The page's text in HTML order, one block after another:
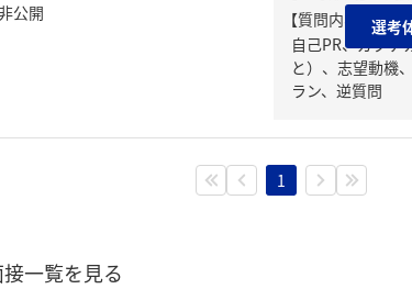
公開
【質問内容・課題
自己PR、ガクチ
と）、志望動機
ラン、逆質問
選考
1
一覧を見る